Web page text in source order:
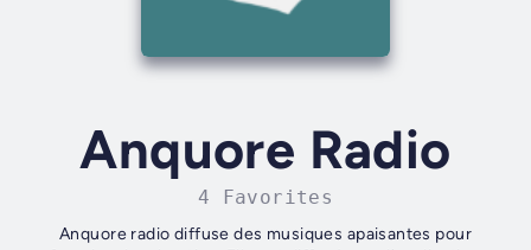
Anquore Radio
4 Favorites
Anquore radio diffuse des musiques apaisantes pour